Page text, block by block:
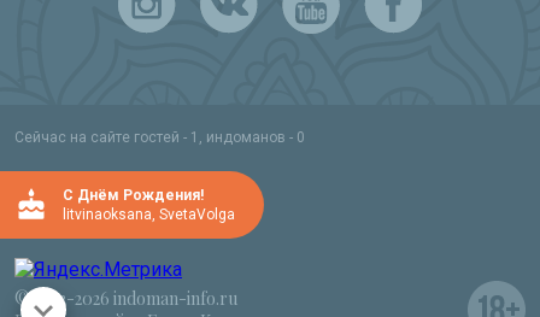
Сейчас на сайте гостей - 1, индоманов - 0
C Днём Рождения!
litvinaoksana, SvetaVolga
© 2012-2026 indoman-info.ru